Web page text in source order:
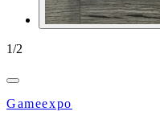
1/2
Gameexpo